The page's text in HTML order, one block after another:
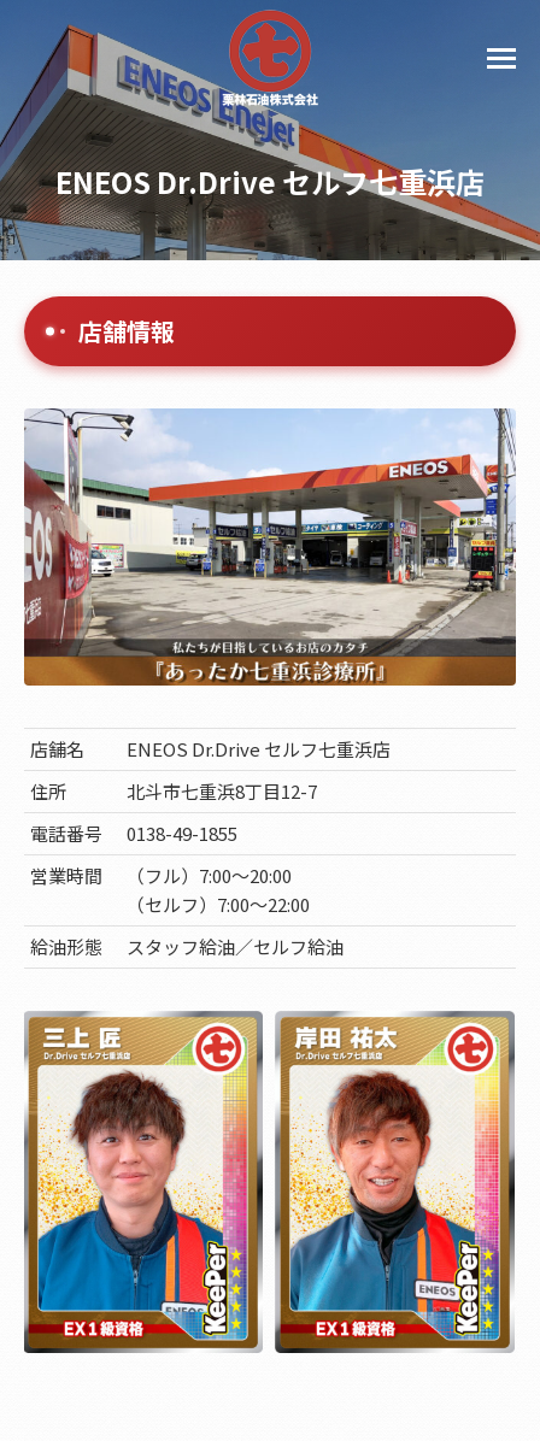
ENEOS Dr.Drive セルフ七重浜店
店舗情報
店舗名
ENEOS Dr.Drive セルフ七重浜店
住所
北斗市七重浜8丁目12-7
電話番号
0138-49-1855
営業時間
（フル）7:00～20:00
（セルフ）7:00～22:00
給油形態
スタッフ給油／セルフ給油